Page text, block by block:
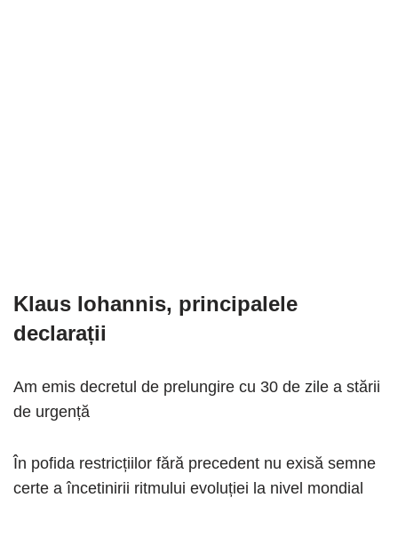
Klaus Iohannis, principalele
declarații
Am emis decretul de prelungire cu 30 de zile a stării
de urgență
În pofida restricțiilor fără precedent nu exisă semne
certe a încetinirii ritmului evoluției la nivel mondial